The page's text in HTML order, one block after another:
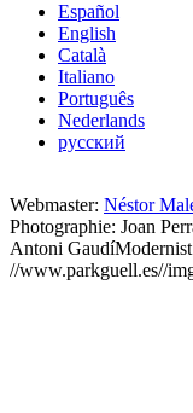
Español
English
Català
Italiano
Português
Nederlands
русский
Webmaster: Néstor
Photographie: Joan
Antoni Gaudí
//www.parkguell.es//